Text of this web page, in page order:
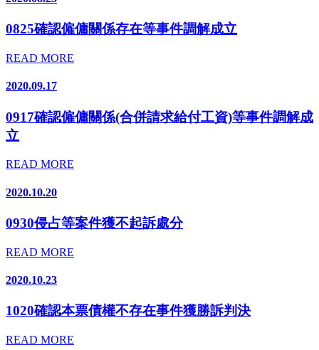
0825確認僱傭關係存在等事件調解成立
READ MORE
2020.09.17
0917確認僱傭關係(合併請求給付工資)等事件調解成
立
READ MORE
2020.10.20
0930侵占等案件獲不起訴處分
READ MORE
2020.10.23
1020確認本票債權不存在事件獲勝訴判決
READ MORE